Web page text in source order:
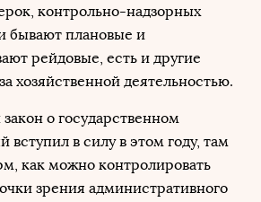
контрольно-надзорных
бывают плановые и
рейдовые, есть и другие
хозяйственной деятельностью.
о государственном
вступил в силу в этом году, там
как можно контролировать
зрения административного